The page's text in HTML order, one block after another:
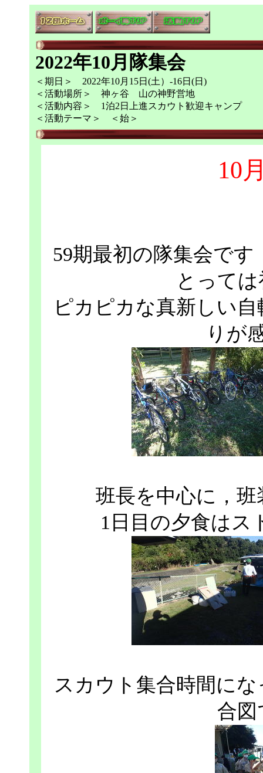
2022年10月隊集会
＜期日＞ 2022年10月15日(土）-16日(日)
＜活動場所＞ 神ヶ谷 山の神野営地
＜活動内容＞ 1泊2日上進スカウト歓迎キャンプ
＜活動テーマ＞ ＜始＞
10
59期最初の隊集会で
とって
ピカピカな真新しい
りが
班長を中心に，
1日目の夕食はス
スカウト集合時間に
合図